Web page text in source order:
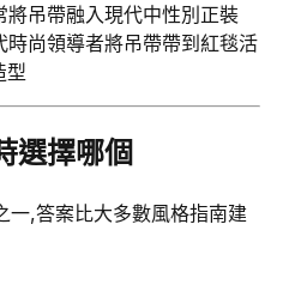
吊帶融入現代中性別正裝
尚領導者將吊帶帶到紅毯活
型
選擇哪個
一,答案比大多數風格指南建